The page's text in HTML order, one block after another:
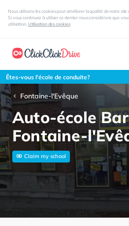
Nous utilisons les cookies pour améliorer la qualité de notre site
Si vous continuez à utiliser ce dernier nous considérons que
utilisation. Utilisation des cookies
Êtes-vous l'école de conduite?
Fontaine-l'Evêque
Auto-école
Fontaine-
Claim my school